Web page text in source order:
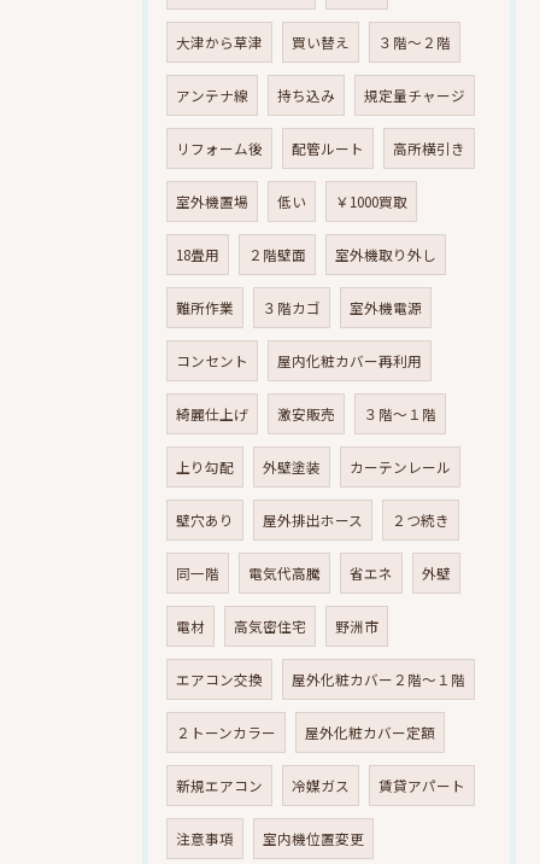
大津から草津 買い替え ３階～２階
アンテナ線 持ち込み 規定量チャージ
リフォーム後 配管ルート 高所横引き
室外機置場 低い ￥1000買取
18畳用 ２階壁面 室外機取り外し
難所作業 ３階カゴ 室外機電源
コンセント 屋内化粧カバー再利用
綺麗仕上げ 激安販売 ３階～１階
上り勾配 外壁塗装 カーテンレール
壁穴あり 屋外排出ホース ２つ続き
同一階 電気代高騰 省エネ 外壁
電材 高気密住宅 野洲市
エアコン交換 屋外化粧カバー２階～１階
２トーンカラー 屋外化粧カバー定額
新規エアコン 冷媒ガス 賃貸アパート
注意事項 室内機位置変更